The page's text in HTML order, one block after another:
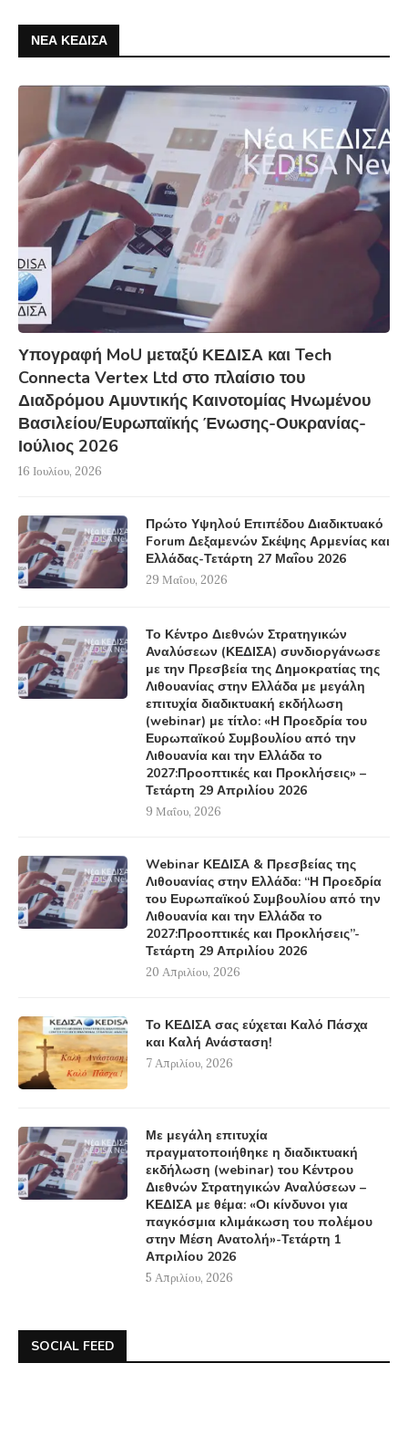
ΝΕΑ ΚΕΔΙΣΑ
Υπογραφή MoU μεταξύ ΚΕΔΙΣΑ και Tech
Connecta Vertex Ltd στο πλαίσιο του
Διαδρόμου Αμυντικής Καινοτομίας Ηνωμένου
Βασιλείου/Ευρωπαϊκής Ένωσης-Ουκρανίας-
Ιούλιος 2026
16 Ιουλίου, 2026
Πρώτο Υψηλού Επιπέδου Διαδικτυακό
Forum Δεξαμενών Σκέψης Αρμενίας και
Ελλάδας-Τετάρτη 27 Μαΐου 2026
29 Μαΐου, 2026
Το Κέντρο Διεθνών Στρατηγικών
Αναλύσεων (ΚΕΔΙΣΑ) συνδιοργάνωσε
με την Πρεσβεία της Δημοκρατίας της
Λιθουανίας στην Ελλάδα με μεγάλη
επιτυχία διαδικτυακή εκδήλωση
(webinar) με τίτλο: «Η Προεδρία του
Ευρωπαϊκού Συμβουλίου από την
Λιθουανία και την Ελλάδα το
2027:Προοπτικές και Προκλήσεις» –
Τετάρτη 29 Απριλίου 2026
9 Μαΐου, 2026
Webinar ΚΕΔΙΣΑ & Πρεσβείας της
Λιθουανίας στην Ελλάδα: “Η Προεδρία
του Ευρωπαϊκού Συμβουλίου από την
Λιθουανία και την Ελλάδα το
2027:Προοπτικές και Προκλήσεις”-
Τετάρτη 29 Απριλίου 2026
20 Απριλίου, 2026
Το ΚΕΔΙΣΑ σας εύχεται Καλό Πάσχα
και Καλή Ανάσταση!
7 Απριλίου, 2026
Με μεγάλη επιτυχία
πραγματοποιήθηκε η διαδικτυακή
εκδήλωση (webinar) του Κέντρου
Διεθνών Στρατηγικών Αναλύσεων –
ΚΕΔΙΣΑ με θέμα: «Οι κίνδυνοι για
παγκόσμια κλιμάκωση του πολέμου
στην Μέση Ανατολή»-Τετάρτη 1
Απριλίου 2026
5 Απριλίου, 2026
SOCIAL FEED